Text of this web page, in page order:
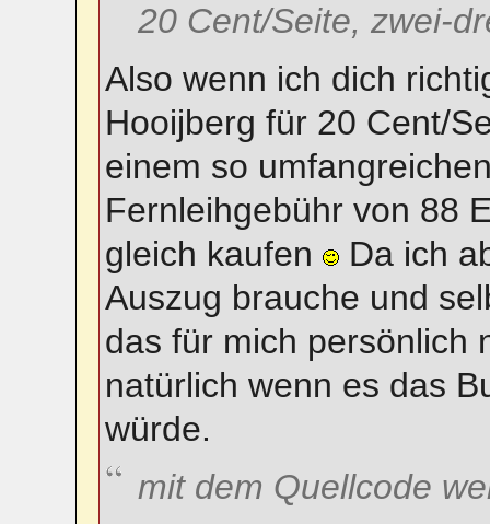
20 Cent/Seite, zwei-
Also wenn ich dich
Hooijberg für 20 Cent/
einem so
Fernleihgebühr von 88
gleich kaufen
Da ich
Auszug brauche und
das für mich persönlich
natürlich wenn es das
würde.
mit dem Quellcode